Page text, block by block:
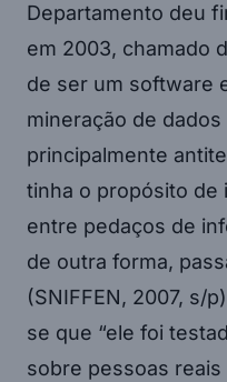
Departamento deu
em 2003, chamado
de ser um software
mineração de
principalmente
tinha o propósito de
entre pedaços de
de outra forma,
(SNIFFEN, 2007, s/
se que “ele foi
sobre pessoas